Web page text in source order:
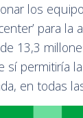
los
para la
13,3
sí permitiría
en todas